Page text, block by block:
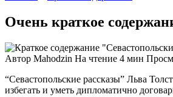
Очень краткое
Автор Mahodzin На чтение 4 мин
“Севастопольские рассказы” Льва
избегать и уметь дипломатично